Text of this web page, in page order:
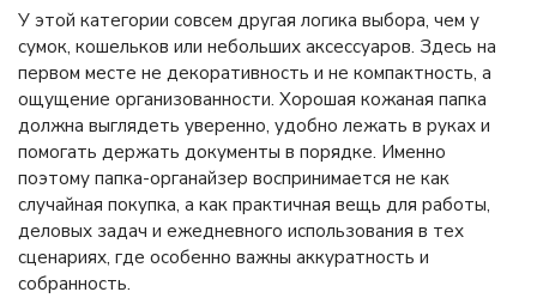
У этой категории совсем другая логика выбора, чем у
сумок, кошельков или небольших аксессуаров. Здесь на
первом месте не декоративность и не компактность, а
ощущение организованности. Хорошая кожаная папка
должна выглядеть уверенно, удобно лежать в руках и
помогать держать документы в порядке. Именно
поэтому папка-органайзер воспринимается не как
случайная покупка, а как практичная вещь для работы,
деловых задач и ежедневного использования в тех
сценариях, где особенно важны аккуратность и
собранность.